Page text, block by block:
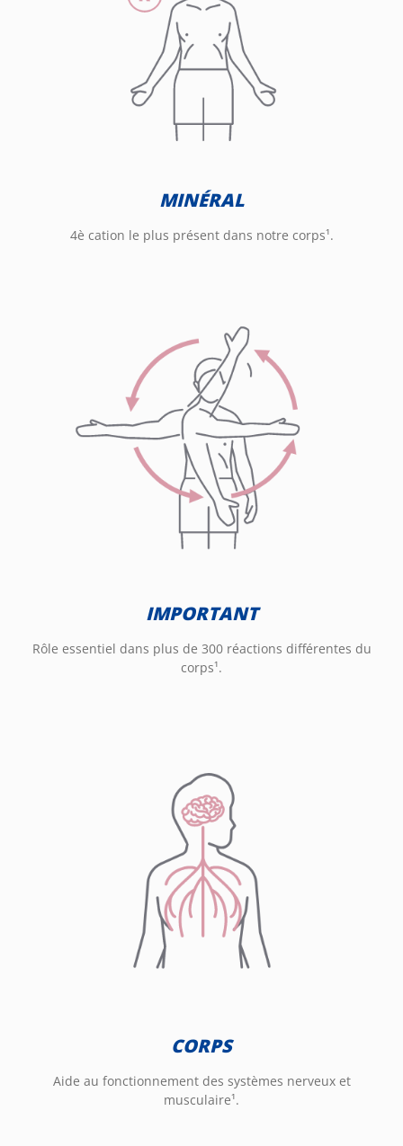
MINÉRAL
4è cation le plus présent dans notre corps¹.
IMPORTANT
Rôle essentiel dans plus de 300 réactions différentes du
corps¹.
CORPS
Aide au fonctionnement des systèmes nerveux et
musculaire¹.